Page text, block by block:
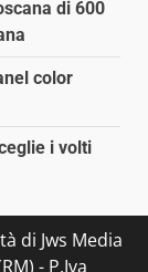
di 600
color
i volti
di Jws Media
- P.Iva